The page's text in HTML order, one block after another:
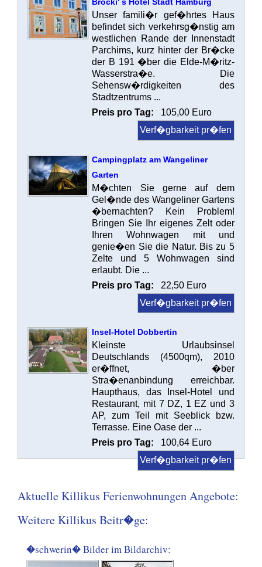
Unser famili�r gef�hrtes Haus
befindet sich verkehrsg�nstig am
westlichen Rande der Innenstadt
Parchims, kurz hinter der Br�cke
der B 191 �ber die Elde-M�ritz-
Wasserstra�e. Die
Sehensw�rdigkeiten des
Stadtzentrums ...
Preis pro Tag:
105,00 Euro
Verf�gbarkeit pr�fen
Campingplatz am Wangeliner
Garten
M�chten Sie gerne auf dem
Gel�nde des Wangeliner Gartens
�bernachten? Kein Problem!
Bringen Sie Ihr eigenes Zelt oder
Ihren Wohnwagen mit und
genie�en Sie die Natur. Bis zu 5
Zelte und 5 Wohnwagen sind
erlaubt. Die ...
Preis pro Tag:
22,50 Euro
Verf�gbarkeit pr�fen
Insel-Hotel Dobbertin
Kleinste Urlaubsinsel
Deutschlands (4500qm), 2010
er�ffnet, �ber
Stra�enanbindung erreichbar.
Haupthaus, das Insel-Hotel und
Restaurant, mit 7 DZ, 1 EZ und 3
AP, zum Teil mit Seeblick bzw.
Terrasse. Eine Oase der ...
Preis pro Tag:
100,64 Euro
Verf�gbarkeit pr�fen
Aktuelle Killikus Ferienwohnungen Angebote:
Weitere Killikus Beitr�ge:
�schwerin� Bilder im Bildarchiv: